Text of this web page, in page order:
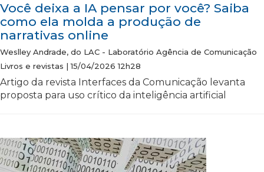
Você deixa a IA pensar por você? Saiba
como ela molda a produção de
narrativas online
Weslley Andrade, do LAC - Laboratório Agência de Comunicação
Livros e revistas | 15/04/2026 12h28
Artigo da revista Interfaces da Comunicação levanta
proposta para uso crítico da inteligência artificial